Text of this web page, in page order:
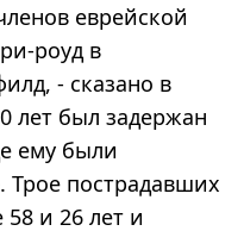
еврейской
роуд в
- сказано в
лет был задержан
ему были
пострадавших
и 26 лет и